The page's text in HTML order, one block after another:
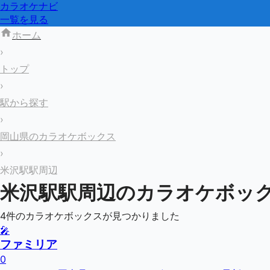
カラオケナビ
一覧を見る
ホーム
›
トップ
›
駅から探す
›
岡山県のカラオケボックス
›
米沢駅駅周辺
米沢駅駅周辺のカラオケボッ
4件のカラオケボックスが見つかりました
🎤
ファミリア
0